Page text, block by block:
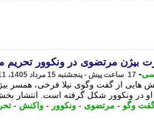
بیژن مرتضوی در ونکوور
- 17 ساعت پیش - پنجشنبه 15 مرداد 1405، 09:11
هایی از گفت وگوی نیلا فرخی، همسر
در ونکوور شکل گرفته است. انتشار
وگو - مرتضوی - ونکوور - واکنش -